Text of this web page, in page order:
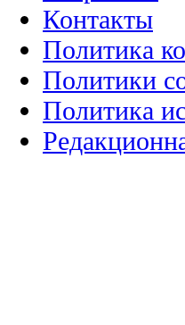
Контакты
Политика
Политики
Политика